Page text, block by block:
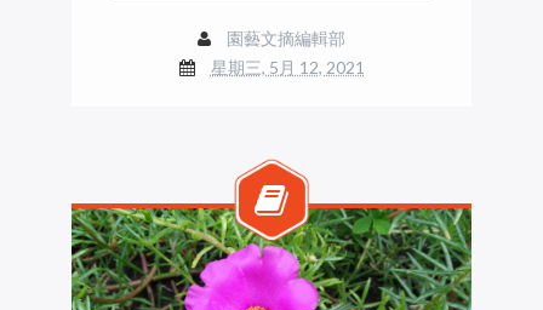
園藝文摘編輯部
星期三, 5月 12, 2021